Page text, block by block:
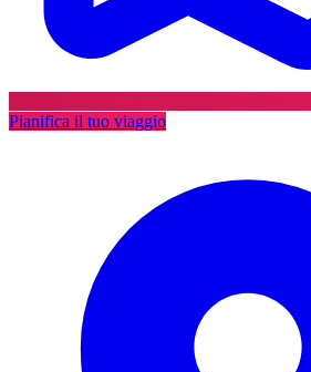
Pianifica il tuo viaggio